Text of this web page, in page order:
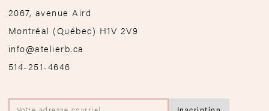
2067, avenue Aird
Montréal (Québec) H1V 2V9
info@atelierb.ca
514-251-4646